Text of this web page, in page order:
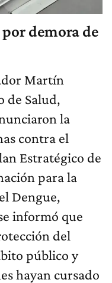
demora de
Martín
de Salud,
la
contra el
Estratégico de
para la
Dengue,
informó que
del
público y
hayan cursado